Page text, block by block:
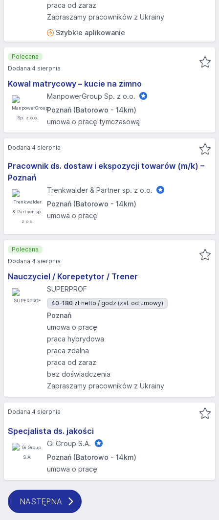
praca od zaraz
Zapraszamy pracowników z Ukrainy
Szybkie aplikowanie
Kowal matrycowy – kucie na zimno
ManpowerGroup Sp. z o.o.
Poznań (Batorowo - 14km)
umowa o pracę tymczasową
Polecana
Dodana 4 sierpnia
Pracownik ds. dostaw i ekspozycji towarów (m/k) –
Poznań
Trenkwalder & Partner sp. z o.o.
Poznań (Batorowo - 14km)
umowa o pracę
Dodana 4 sierpnia
Nauczyciel / Korepetytor / Trener
SUPERPROF
40-180 zł netto / godz.(zal. od umowy)
Poznań
umowa o pracę
praca hybrydowa
praca zdalna
praca od zaraz
bez doświadczenia
Zapraszamy pracowników z Ukrainy
Polecana
Dodana 4 sierpnia
Specjalista ds. jakości
Gi Group S.A.
Poznań (Batorowo - 14km)
umowa o pracę
Dodana 4 sierpnia
NASTĘPNA